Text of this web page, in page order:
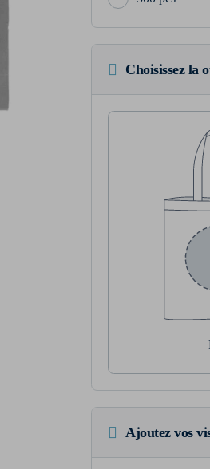
Choisissez la
Ajoutez vos